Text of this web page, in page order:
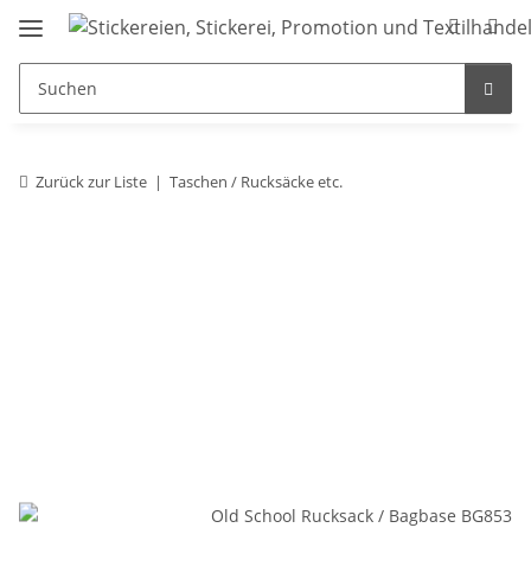
Zurück zur Liste Taschen / Rucksäcke etc.